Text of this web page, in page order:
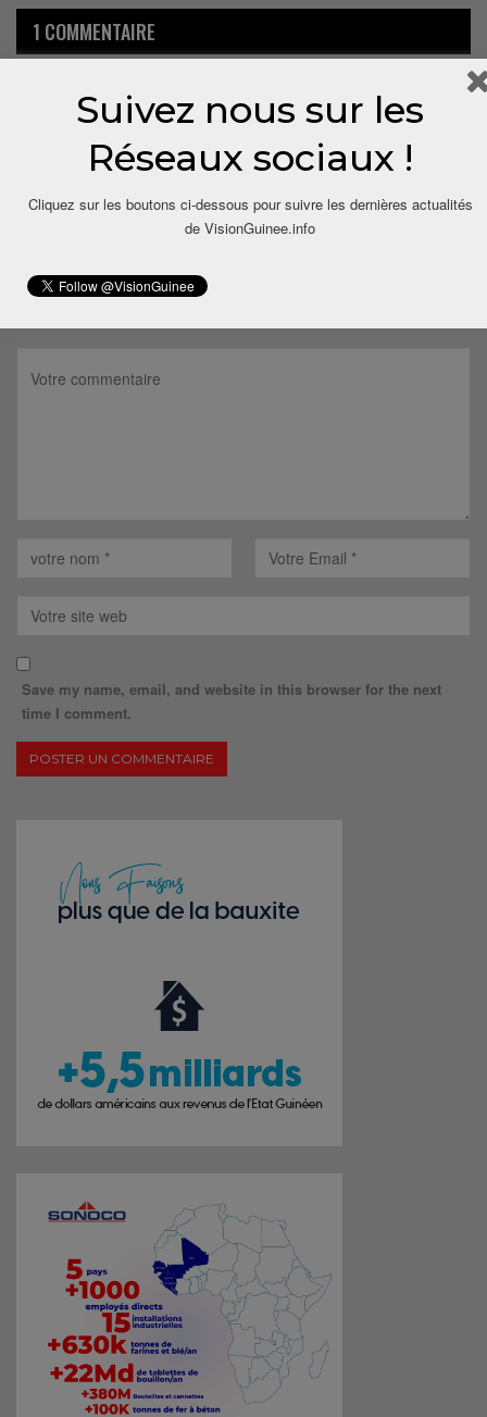
1 COMMENTAIRE
Sylla Dit 10 ans depuis
est aux abois
Save my name, email, and website in this browser for the next
time I comment.
Suivez nous sur les
Réseaux sociaux !
Cliquez sur les boutons ci-dessous pour suivre les dernières actualités
de VisionGuinee.info